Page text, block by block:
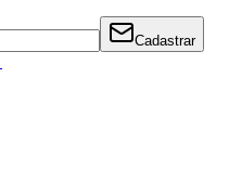
Cadastrar